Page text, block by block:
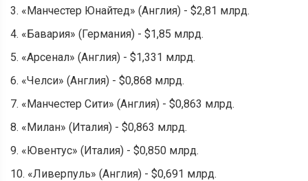
3. «Манчестер Юнайтед» (Англия) - $2,81 млрд.
4. «Бавария» (Германия) - $1,85 млрд.
5. «Арсенал» (Англия) - $1,331 млрд.
6. «Челси» (Англия) - $0,868 млрд.
7. «Манчестер Сити» (Англия) - $0,863 млрд.
8. «Милан» (Италия) - $0,863 млрд.
9. «Ювентус» (Италия) - $0,850 млрд.
10. «Ливерпуль» (Англия) - $0,691 млрд.